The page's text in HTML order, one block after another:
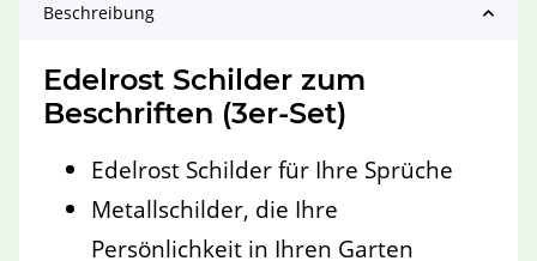
Beschreibung
Edelrost Schilder zum
Beschriften (3er-Set)
Edelrost Schilder für Ihre Sprüche
Metallschilder, die Ihre
Persönlichkeit in Ihren Garten